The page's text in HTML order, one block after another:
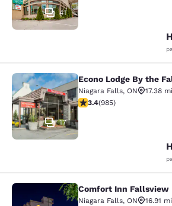
41
Econo Lodge By the
17
Econo Lodge By the
Niagara Falls, ON
17.38 mi
calificación de 3.37
3.4(985)
Comfort Inn Fallsview
Comfort Inn Fallsview
Niagara Falls, ON
16.91 mi